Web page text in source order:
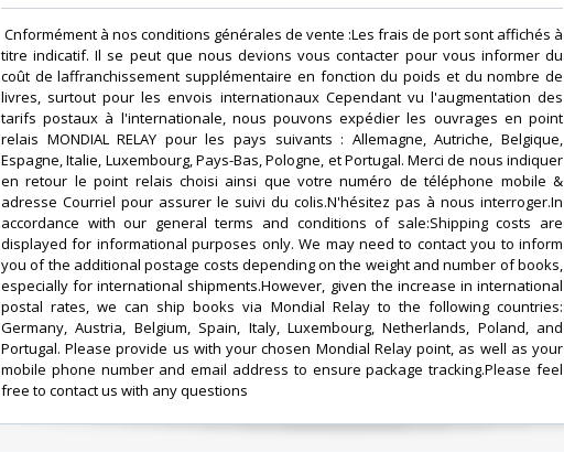
‎ Cnformément à nos conditions générales de vente :Les frais de port sont affichés à
titre indicatif. Il se peut que nous devions vous contacter pour vous informer du
coût de laffranchissement supplémentaire en fonction du poids et du nombre de
livres, surtout pour les envois internationaux Cependant vu l'augmentation des
tarifs postaux à l'internationale, nous pouvons expédier les ouvrages en point
relais MONDIAL RELAY pour les pays suivants : Allemagne, Autriche, Belgique,
Espagne, Italie, Luxembourg, Pays-Bas, Pologne, et Portugal. Merci de nous indiquer
en retour le point relais choisi ainsi que votre numéro de téléphone mobile &
adresse Courriel pour assurer le suivi du colis.N'hésitez pas à nous interroger.In
accordance with our general terms and conditions of sale:Shipping costs are
displayed for informational purposes only. We may need to contact you to inform
you of the additional postage costs depending on the weight and number of books,
especially for international shipments.However, given the increase in international
postal rates, we can ship books via Mondial Relay to the following countries:
Germany, Austria, Belgium, Spain, Italy, Luxembourg, Netherlands, Poland, and
Portugal. Please provide us with your chosen Mondial Relay point, as well as your
mobile phone number and email address to ensure package tracking.Please feel
free to contact us with any questions‎